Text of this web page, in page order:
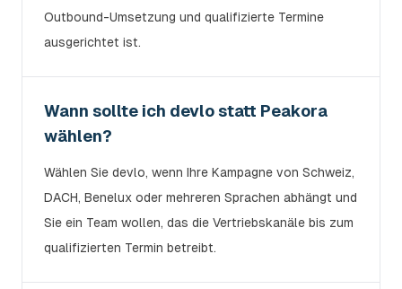
Outbound-Umsetzung und qualifizierte Termine
ausgerichtet ist.
Wann sollte ich devlo statt Peakora
wählen?
Wählen Sie devlo, wenn Ihre Kampagne von Schweiz,
DACH, Benelux oder mehreren Sprachen abhängt und
Sie ein Team wollen, das die Vertriebskanäle bis zum
qualifizierten Termin betreibt.